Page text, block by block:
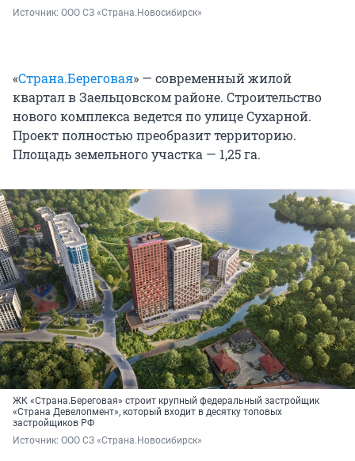
Источник: ООО СЗ «Страна.Новосибирск»
«Страна.Береговая» — современный жилой
квартал в Заельцовском районе. Строительство
нового комплекса ведется по улице Сухарной.
Проект полностью преобразит территорию.
Площадь земельного участка — 1,25 га.
ЖК «Страна.Береговая» строит крупный федеральный застройщик
«Страна Девелопмент», который входит в десятку топовых
застройщиков РФ
Источник: ООО СЗ «Страна.Новосибирск»